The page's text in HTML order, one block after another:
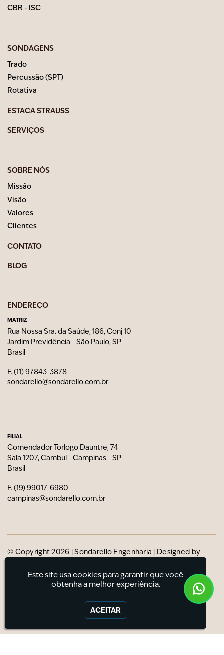
CBR - ISC
SONDAGENS
Trado
Percussão (SPT)
Rotativa
ESTACA STRAUSS
SERVIÇOS
SOBRE NÓS
Missão
Visão
Valores
Clientes
CONTATO
BLOG
ENDEREÇO
MATRIZ
Rua Nossa Sra. da Saúde, 186, Conj 10
Jardim Previdência - São Paulo, SP
Brasil
F. (11) 97843-3878
sondarello@sondarello.com.br
FILIAL
Comendador Torlogo Dauntre, 74
Sala 1207, Cambuí - Campinas - SP
Brasil
F. (19) 99017-6980
campinas@sondarello.com.br
© Copyright 2026 | Sondarello Engenharia | Designed by
Este site usa cookies para garantir que você
obtenha a melhor experiência.
ACEITAR